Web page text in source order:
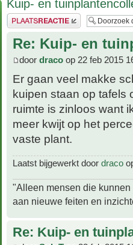
Kuip- en
Plaats een reactie
Re: Kuip- en
door draco op 22 feb 2015
Er gaan veel makke
kuipen staan op tafels
ruimte is zinloos want
meer kwijt op het
vaste plant.
Laatst bijgewerkt door draco
"Alleen mensen die
aan nieuwe feiten en
Re: Kuip- en